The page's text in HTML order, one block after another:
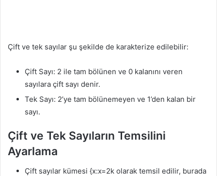
Çift ve tek sayılar şu şekilde de karakterize edilebilir:
Çift Sayı: 2 ile tam bölünen ve 0 kalanını veren
sayılara çift sayı denir.
Tek Sayı: 2’ye tam bölünemeyen ve 1’den kalan bir
sayı.
Çift ve Tek Sayıların Temsilini
Ayarlama
Çift sayılar kümesi {x:x=2k olarak temsil edilir, burada